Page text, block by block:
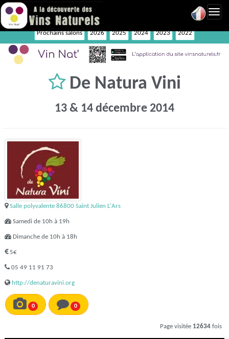
Prochains salons 2026 2025 2024 2023 2022
De Natura Vini
13 & 14 décembre 2014
Salle polyvalente 86800 Saint Julien L'Ars
Samedi de 10h à 19h
Dimanche de 10h à 18h
5€
05 49 11 91 73
http://denaturavini.org
0 0
Page visitée 12634 fois